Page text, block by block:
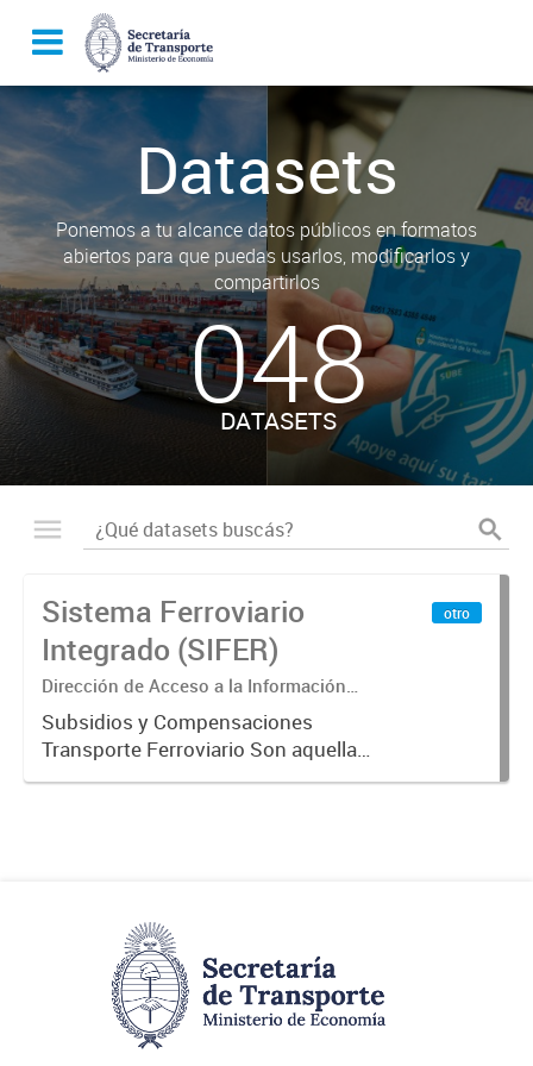
Datasets
Ponemos a tu alcance datos públicos en formatos
abiertos para que puedas usarlos, modificarlos y
compartirlos
048
DATASETS
Sistema Ferroviario
Integrado (SIFER)
Dirección de Acceso a la Información
Pública y Transparencia
Subsidios y Compensaciones
Transporte Ferroviario Son aquellas
transferencias realizadas por la
otro